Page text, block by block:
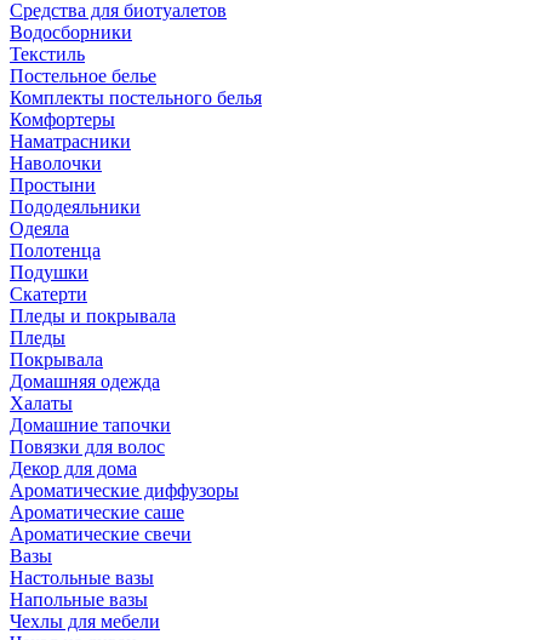
Средства для биотуалетов
Водосборники
Текстиль
Постельное белье
Комплекты постельного белья
Комфортеры
Наматрасники
Наволочки
Простыни
Пододеяльники
Одеяла
Полотенца
Подушки
Скатерти
Пледы и покрывала
Пледы
Покрывала
Домашняя одежда
Халаты
Домашние тапочки
Повязки для волос
Декор для дома
Ароматические диффузоры
Ароматические саше
Ароматические свечи
Вазы
Настольные вазы
Напольные вазы
Чехлы для мебели